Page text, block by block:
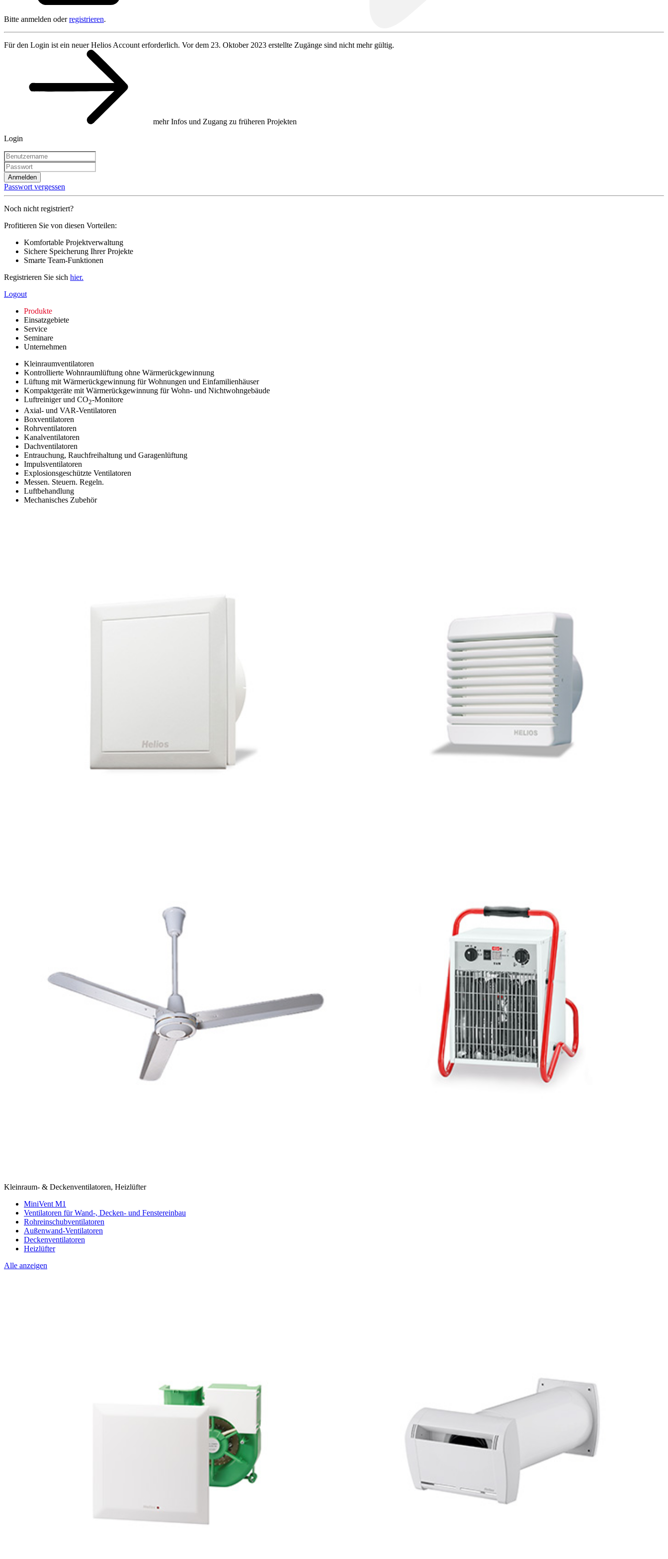
Bitte anmelden oderregistrieren.
Für den Login ist ein neuer Helios Account erforderlich. Vor dem 23. Oktober 2023 erstellte Zugänge sind nicht mehr gültig.
mehr Infos und Zugang zu früheren Projekten
Login
Anmelden
Passwort vergessen
Noch nicht registriert?
Profitieren Sie von diesen Vorteilen:
Komfortable Projektverwaltung
Sichere Speicherung Ihrer Projekte
Smarte Team-Funktionen
Registrieren Sie sich hier.
Logout
Produkte
Einsatzgebiete
Service
Seminare
Unternehmen
Kleinraumventilatoren
Kontrollierte Wohnraumlüftung ohne Wärmerückgewinnung
Lüftung mit Wärmerückgewinnung für Wohnungen und Einfamilienhäuser
Kompaktgeräte mit Wärmerückgewinnung für Wohn- und Nichtwohngebäude
Luftreiniger und CO2-Monitore
Axial- und VAR-Ventilatoren
Boxventilatoren
Rohrventilatoren
Kanalventilatoren
Dachventilatoren
Entrauchung, Rauchfreihaltung und Garagenlüftung
Impulsventilatoren
Explosionsgeschützte Ventilatoren
Messen. Steuern. Regeln.
Luftbehandlung
Mechanisches Zubehör
Kleinraum- & Deckenventilatoren, Heizlüfter
MiniVent M1
Ventilatoren für Wand-, Decken- und Fenstereinbau
Rohreinschubventilatoren
Außenwand-Ventilatoren
Deckenventilatoren
Heizlüfter
Alle anzeigen